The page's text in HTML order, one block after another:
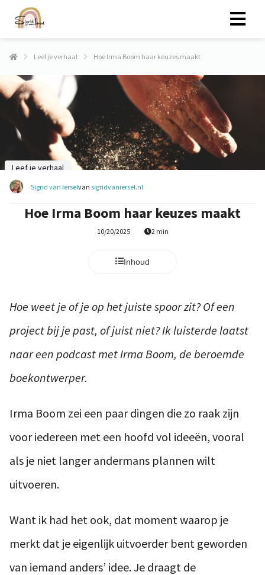
Leef je verhaal Hoe Irma Boom haar keuzes maakt
Leef je verhaal
Sigrid van Ierselvan sigridvaniersel.nl
Hoe Irma Boom haar keuzes maakt
10/20/2025 2 min
Inhoud
Hoe weet je of je op het juiste spoor zit? Of een
project bij je past, of juist niet? Ik luisterde laatst
naar een podcast met Irma Boom, de beroemde
boekontwerper.
Irma Boom zei een paar dingen die zo raak zijn
voor iedereen met een hoofd vol ideeën, vooral
als je niet langer andermans plannen wilt
uitvoeren.
Want ik had het ook, dat moment waarop je
merkt dat je eigenlijk uitvoerder bent geworden
van iemand anders’ idee. Je draagt de